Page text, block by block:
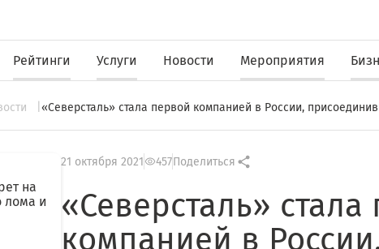
Рейтинги Услуги Новости Мероприятия
«Северсталь» стала первой компанией в России,
на
лома и
21 октября 2021 457Поделиться
«Северсталь» стала
компанией в